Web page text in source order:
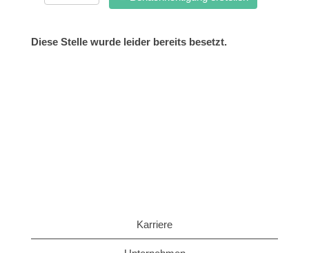
Diese Stelle wurde leider bereits besetzt.
Karriere